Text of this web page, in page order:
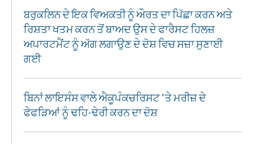
ਬਰੁਕਲਿਨ ਦੇ ਇਕ ਵਿਅਕਤੀ ਨੂੰ ਔਰਤ ਦਾ ਪਿੱਛਾ ਕਰਨ ਅਤੇ
ਰਿਸ਼ਤਾ ਖਤਮ ਕਰਨ ਤੋਂ ਬਾਅਦ ਉਸ ਦੇ ਫਾਰੈਸਟ ਹਿਲਜ਼
ਅਪਾਰਟਮੈਂਟ ਨੂੰ ਅੱਗ ਲਗਾਉਣ ਦੇ ਦੋਸ਼ ਵਿਚ ਸਜ਼ਾ ਸੁਣਾਈ
ਗਈ
ਬਿਨਾਂ ਲਾਇਸੰਸ ਵਾਲੇ ਐਕੂਪੰਕਚਰਿਸਟ ‘ਤੇ ਮਰੀਜ਼ ਦੇ
ਫੇਫੜਿਆਂ ਨੂੰ ਢਹਿ-ਢੇਰੀ ਕਰਨ ਦਾ ਦੋਸ਼